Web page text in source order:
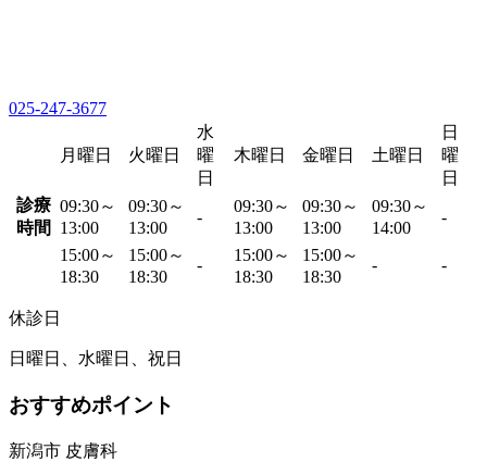
025-247-3677
月曜日 火曜日
水
曜
日
木曜日 金曜日 土曜日
日
曜
日
診療
時間
09:30～
13:00
09:30～
13:00
-
09:30～
13:00
09:30～
13:00
09:30～
14:00
-
15:00～
18:30
15:00～
18:30
-
15:00～
18:30
15:00～
18:30
- -
休診日
日曜日、水曜日、祝日
おすすめポイント
新潟市 皮膚科